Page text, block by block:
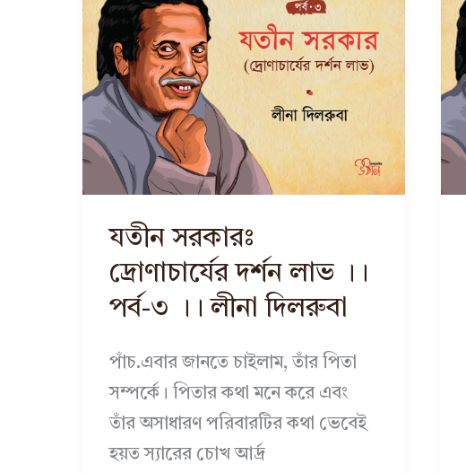
যতীন সরকারঃ
দ্রোণাচার্যের দর্শন লাভ ।।
পর্ব-৩ ।। লীনা দিলরুবা
পাঁচ.এবার জানতে চাইলাম, তাঁর পিতা
সম্পর্কে। পিতার কথা মনে করে এবং
তাঁর অসাধারণ পরিবারটির কথা ভেবেই
হয়ত স্যারের চোখ আর্দ্র